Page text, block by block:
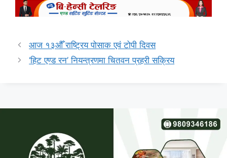
आज १३औँ राष्ट्रिय पोसाक एवं टोपी दिवस
‘हिट एण्ड रन’ नियन्त्रणमा चितवन प्रहरी सक्रिय